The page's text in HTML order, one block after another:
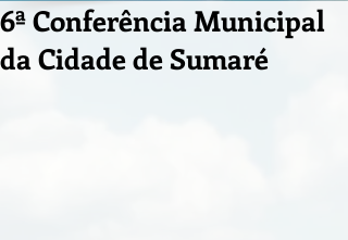
6ª Conferência Municipal
da Cidade de Sumaré